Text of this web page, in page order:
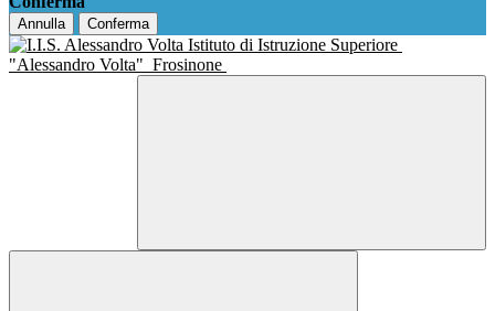
Annulla Conferma
Istituto di Istruzione Superiore
"Alessandro Volta" Frosinone